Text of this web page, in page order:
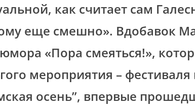
как считает сам
еще смешно». Вдобавок
«Пора смеяться!»,
мероприятия – фестиваля
осень”, впервые